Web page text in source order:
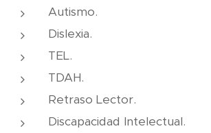
Autismo.
Dislexia.
TEL.
TDAH.
Retraso Lector.
Discapacidad Intelectual.